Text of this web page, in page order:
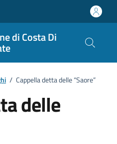
di Costa Di
/ Cappella detta delle “Saore”
delle